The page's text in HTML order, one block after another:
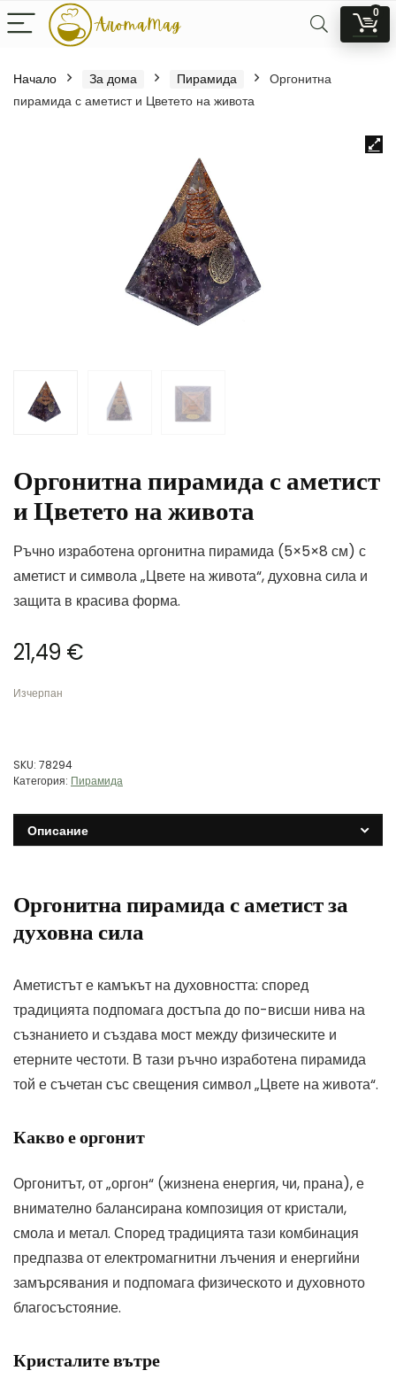
0
Начало За дома Пирамида
Оргонитна
пирамида с аметист и Цветето на живота
Оргонитна пирамида с аметист
и Цветето на живота
Ръчно изработена оргонитна пирамида (5×5×8 см) с
аметист и символа „Цвете на живота“, духовна сила и
защита в красива форма.
21,49 €
Изчерпан
SKU: 78294
Категория: Пирамида
Описание
Оргонитна пирамида с аметист за
духовна сила
Аметистът е камъкът на духовността: според
традицията подпомага достъпа до по-висши нива на
съзнанието и създава мост между физическите и
етерните честоти. В тази ръчно изработена пирамида
той е съчетан със свещения символ „Цвете на живота“.
Какво е оргонит
Оргонитът, от „оргон“ (жизнена енергия, чи, прана), е
внимателно балансирана композиция от кристали,
смола и метал. Според традицията тази комбинация
предпазва от електромагнитни лъчения и енергийни
замърсявания и подпомага физическото и духовното
благосъстояние.
Кристалите вътре